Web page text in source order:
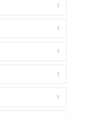
1
1
1
1
1